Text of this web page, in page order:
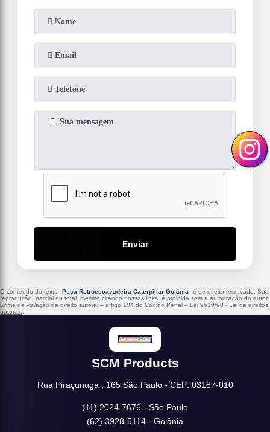
Enviar
O conteúdo do texto "Peça Retroescavadeira Caterpillar Goiânia" é de direito reservado. Sua
reprodução, parcial ou total, mesmo citando nossos links, é proibida sem a autorização do autor.
Crime de violação de direito autoral – artigo 184 do Código Penal – Lei 9610/98 - Lei de direitos
autorais.
SCM Products
Rua Piraçunuga , 165 São Paulo - CEP: 03187-010
(11) 2024-7676 - São Paulo
(62) 3928-5114 - Goiânia